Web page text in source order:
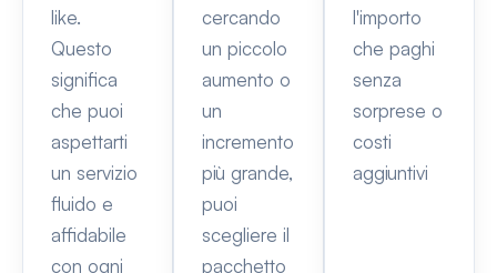
like.
Questo
significa
che puoi
aspettarti
un servizio
fluido e
affidabile
con ogni
cercando
un piccolo
aumento o
un
incremento
più grande,
puoi
scegliere il
pacchetto
l'importo
che paghi
senza
sorprese o
costi
aggiuntivi